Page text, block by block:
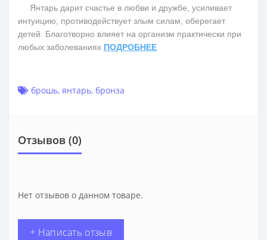
Янтарь дарит счастье в любви и дружбе, усиливает
интуицию, противодействует злым силам, оберегает
детей. Благотворно влияет на организм практически при
любых заболеваниях ПОДРОБНЕЕ
брошь, янтарь, бронза
Отзывов (0)
Нет отзывов о данном товаре.
+ Написать отзыв